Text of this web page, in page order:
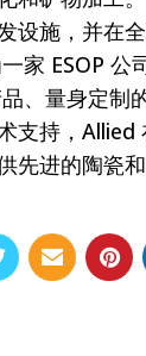
设施，并在
家 ESOP 公
、量身定制
支持，Allied
先进的陶瓷和